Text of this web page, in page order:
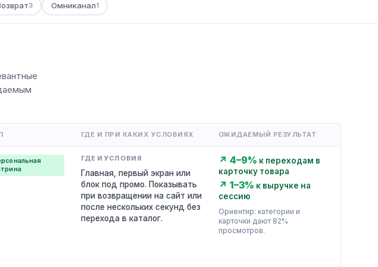
3 Омниканал1
ГДЕ И ПРИ КАКИХ УСЛОВИЯХ ОЖИДАЕМЫЙ РЕЗУЛЬТАТ
Главная, первый экран или
блок под промо. Показывать
при возвращении на сайт или
после нескольких секунд без
перехода в каталог.
↗ 4–9% к переходам в
карточку товара
↗ 1–3% к выручке на
сессию
Ориентир: категории и
карточки дают 82%
просмотров.